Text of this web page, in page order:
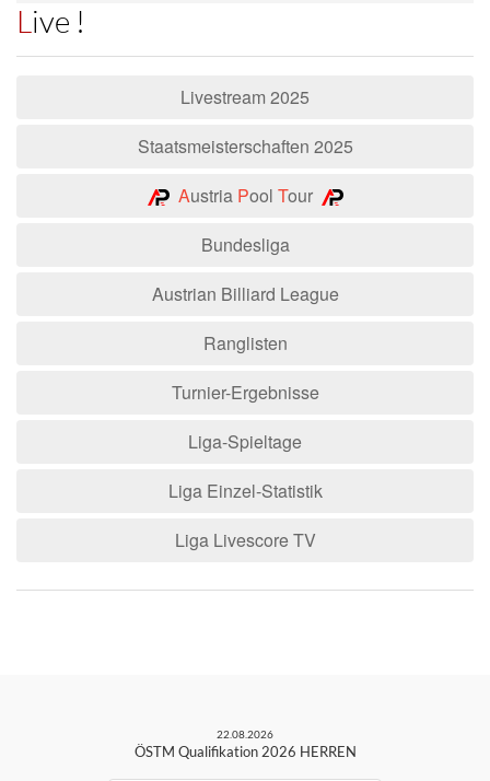
Live !
Livestream 2025
Staatsmeisterschaften 2025
Austria Pool Tour
Bundesliga
Austrian Billiard League
Ranglisten
Turnier-Ergebnisse
Liga-Spieltage
Liga Einzel-Statistik
Liga Livescore TV
22.08.2026
ÖSTM Qualifikation 2026 HERREN